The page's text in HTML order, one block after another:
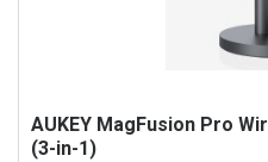
AUKEY MagFusion Pro
(3-in-1)